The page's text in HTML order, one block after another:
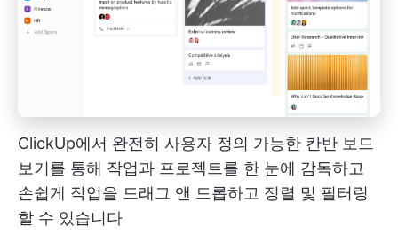
ClickUp에서 완전히 사용자 정의 가능한 칸반 보드
보기를 통해 작업과 프로젝트를 한 눈에 감독하고
손쉽게 작업을 드래그 앤 드롭하고 정렬 및 필터링
할 수 있습니다